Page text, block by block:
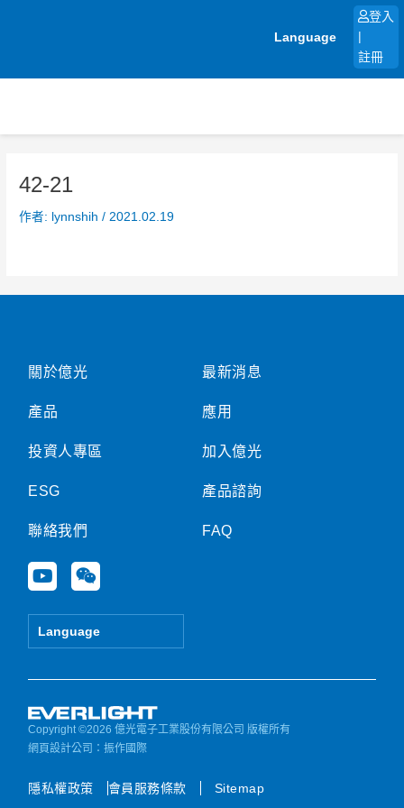
Language
登入
註冊
42-21
作者: lynnshih/ 2021.02.19
關於億光
產品
投資人專區
ESG
聯絡我們
Y
o
u
e
W
e
i
Language
最新消息
應用
加入億光
產品諮詢
FAQ
Copyright ©2026 億光電子工業股份有限公司 版權所有
網頁設計公司 ：振作國際
隱私權政策 會員服務條款 Sitemap